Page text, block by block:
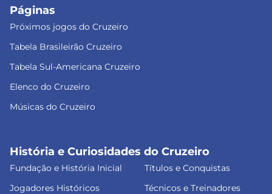
Páginas
Próximos jogos do Cruzeiro
Tabela Brasileirão Cruzeiro
Tabela Sul-Americana Cruzeiro
Elenco do Cruzeiro
Músicas do Cruzeiro
História e Curiosidades do Cruzeiro
Fundação e História Inicial
Títulos e Conquistas
Jogadores Históricos
Técnicos e Treinadores